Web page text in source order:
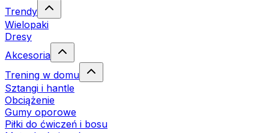
Trendy
Wielopaki
Dresy
Akcesoria
Trening w domu
Sztangi i hantle
Obciążenie
Gumy oporowe
Piłki do ćwiczeń i bosu